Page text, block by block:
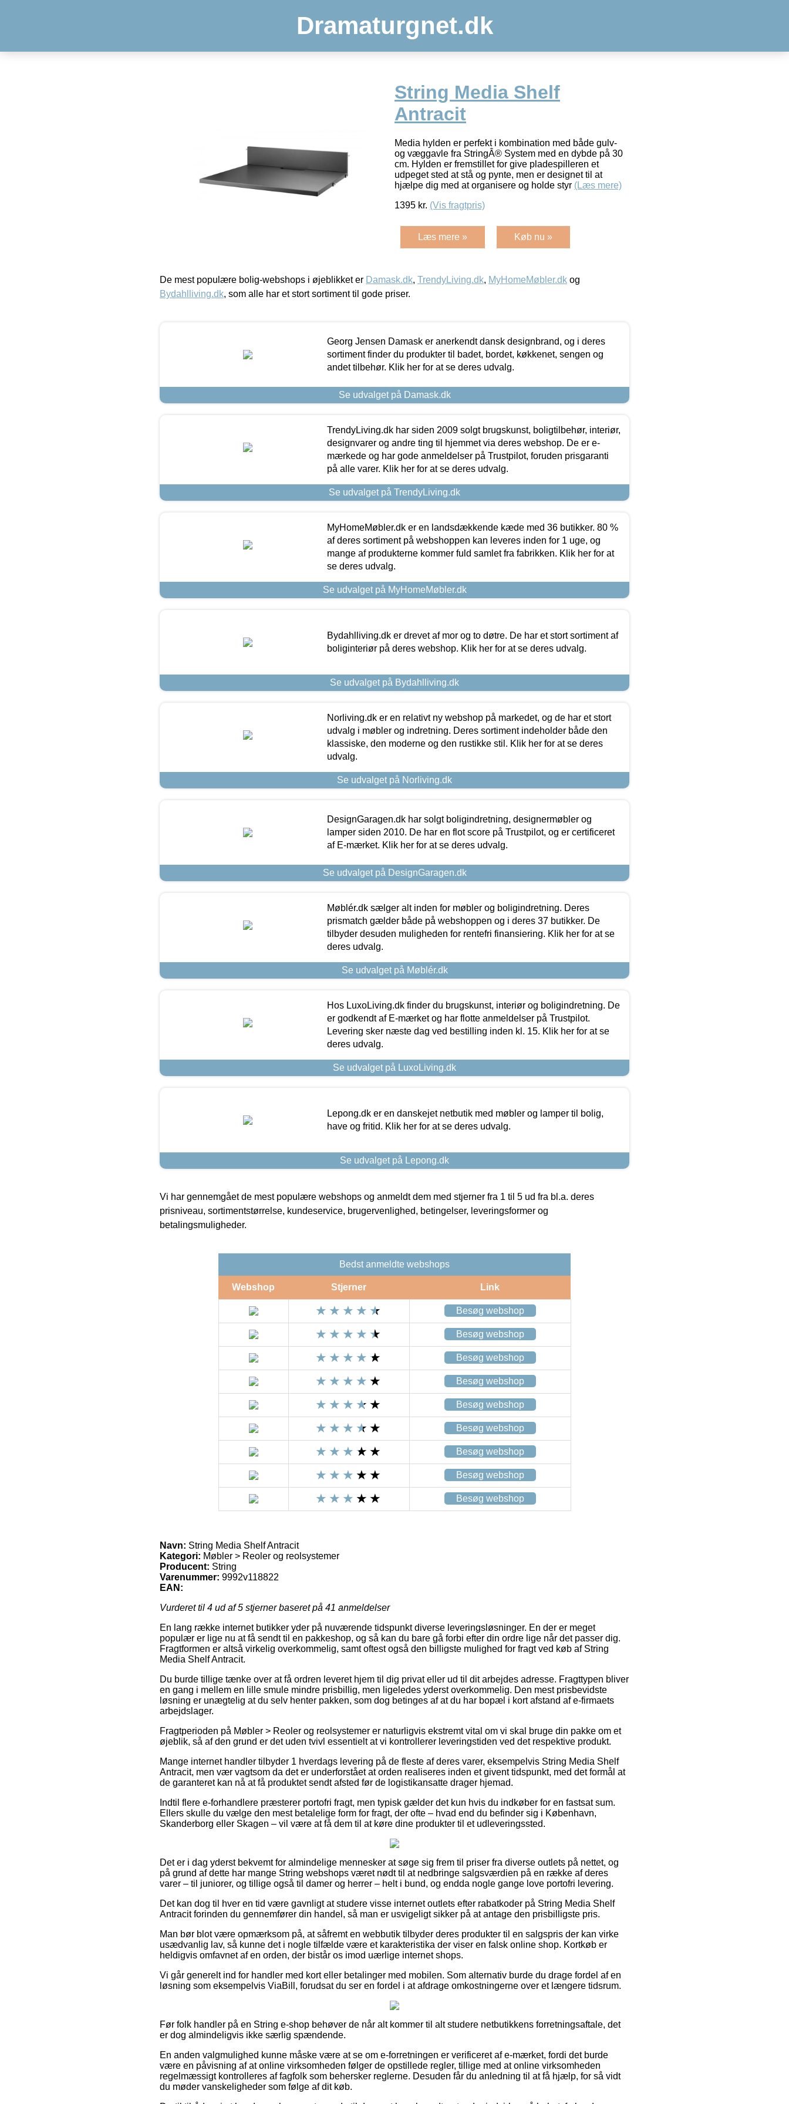
Dramaturgnet.dk
String Media Shelf
Antracit
Media hylden er perfekt i kombination med både gulv-
og væggavle fra StringÂ® System med en dybde på 30
cm. Hylden er fremstillet for give pladespilleren et
udpeget sted at stå og pynte, men er designet til at
hjælpe dig med at organisere og holde styr (Læs mere)
1395 kr. (Vis fragtpris)
Læs mere » Køb nu »
De mest populære bolig-webshops i øjeblikket er Damask.dk, TrendyLiving.dk, MyHomeMøbler.dk og
Bydahlliving.dk, som alle har et stort sortiment til gode priser.
Georg Jensen Damask er anerkendt dansk designbrand, og i deres
sortiment finder du produkter til badet, bordet, køkkenet, sengen og
andet tilbehør. Klik her for at se deres udvalg.
Se udvalget på Damask.dk
TrendyLiving.dk har siden 2009 solgt brugskunst, boligtilbehør, interiør,
designvarer og andre ting til hjemmet via deres webshop. De er e-
mærkede og har gode anmeldelser på Trustpilot, foruden prisgaranti
på alle varer. Klik her for at se deres udvalg.
Se udvalget på TrendyLiving.dk
MyHomeMøbler.dk er en landsdækkende kæde med 36 butikker. 80 %
af deres sortiment på webshoppen kan leveres inden for 1 uge, og
mange af produkterne kommer fuld samlet fra fabrikken. Klik her for at
se deres udvalg.
Se udvalget på MyHomeMøbler.dk
Bydahlliving.dk er drevet af mor og to døtre. De har et stort sortiment af
boliginteriør på deres webshop. Klik her for at se deres udvalg.
Se udvalget på Bydahlliving.dk
Norliving.dk er en relativt ny webshop på markedet, og de har et stort
udvalg i møbler og indretning. Deres sortiment indeholder både den
klassiske, den moderne og den rustikke stil. Klik her for at se deres
udvalg.
Se udvalget på Norliving.dk
DesignGaragen.dk har solgt boligindretning, designermøbler og
lamper siden 2010. De har en flot score på Trustpilot, og er certificeret
af E-mærket. Klik her for at se deres udvalg.
Se udvalget på DesignGaragen.dk
Møblér.dk sælger alt inden for møbler og boligindretning. Deres
prismatch gælder både på webshoppen og i deres 37 butikker. De
tilbyder desuden muligheden for rentefri finansiering. Klik her for at se
deres udvalg.
Se udvalget på Møblér.dk
Hos LuxoLiving.dk finder du brugskunst, interiør og boligindretning. De
er godkendt af E-mærket og har flotte anmeldelser på Trustpilot.
Levering sker næste dag ved bestilling inden kl. 15. Klik her for at se
deres udvalg.
Se udvalget på LuxoLiving.dk
Lepong.dk er en danskejet netbutik med møbler og lamper til bolig,
have og fritid. Klik her for at se deres udvalg.
Se udvalget på Lepong.dk
Vi har gennemgået de mest populære webshops og anmeldt dem med stjerner fra 1 til 5 ud fra bl.a. deres
prisniveau, sortimentstørrelse, kundeservice, brugervenlighed, betingelser, leveringsformer og
betalingsmuligheder.
Bedst anmeldte webshops
Webshop Stjerner Link
Besøg webshop
Besøg webshop
Besøg webshop
Besøg webshop
Besøg webshop
Besøg webshop
Besøg webshop
Besøg webshop
Besøg webshop
Navn: String Media Shelf Antracit
Kategori: Møbler > Reoler og reolsystemer
Producent: String
Varenummer: 9992v118822
EAN:
Vurderet til 4 ud af 5 stjerner baseret på 41 anmeldelser
En lang række internet butikker yder på nuværende tidspunkt diverse leveringsløsninger. En der er meget
populær er lige nu at få sendt til en pakkeshop, og så kan du bare gå forbi efter din ordre lige når det passer dig.
Fragtformen er altså virkelig overkommelig, samt oftest også den billigste mulighed for fragt ved køb af String
Media Shelf Antracit.
Du burde tillige tænke over at få ordren leveret hjem til dig privat eller ud til dit arbejdes adresse. Fragttypen bliver
en gang i mellem en lille smule mindre prisbillig, men ligeledes yderst overkommelig. Den mest prisbevidste
løsning er unægtelig at du selv henter pakken, som dog betinges af at du har bopæl i kort afstand af e-firmaets
arbejdslager.
Fragtperioden på Møbler > Reoler og reolsystemer er naturligvis ekstremt vital om vi skal bruge din pakke om et
øjeblik, så af den grund er det uden tvivl essentielt at vi kontrollerer leveringstiden ved det respektive produkt.
Mange internet handler tilbyder 1 hverdags levering på de fleste af deres varer, eksempelvis String Media Shelf
Antracit, men vær vagtsom da det er underforstået at orden realiseres inden et givent tidspunkt, med det formål at
de garanteret kan nå at få produktet sendt afsted før de logistikansatte drager hjemad.
Indtil flere e-forhandlere præsterer portofri fragt, men typisk gælder det kun hvis du indkøber for en fastsat sum.
Ellers skulle du vælge den mest betalelige form for fragt, der ofte – hvad end du befinder sig i København,
Skanderborg eller Skagen – vil være at få dem til at køre dine produkter til et udleveringssted.
Det er i dag yderst bekvemt for almindelige mennesker at søge sig frem til priser fra diverse outlets på nettet, og
på grund af dette har mange String webshops været nødt til at nedbringe salgsværdien på en række af deres
varer – til juniorer, og tillige også til damer og herrer – helt i bund, og endda nogle gange love portofri levering.
Det kan dog til hver en tid være gavnligt at studere visse internet outlets efter rabatkoder på String Media Shelf
Antracit forinden du gennemfører din handel, så man er usvigeligt sikker på at antage den prisbilligste pris.
Man bør blot være opmærksom på, at såfremt en webbutik tilbyder deres produkter til en salgspris der kan virke
usædvanlig lav, så kunne det i nogle tilfælde være et karakteristika der viser en falsk online shop. Kortkøb er
heldigvis omfavnet af en orden, der bistår os imod uærlige internet shops.
Vi går generelt ind for handler med kort eller betalinger med mobilen. Som alternativ burde du drage fordel af en
løsning som eksempelvis ViaBill, forudsat du ser en fordel i at afdrage omkostningerne over et længere tidsrum.
Før folk handler på en String e-shop behøver de når alt kommer til alt studere netbutikkens forretningsaftale, det
er dog almindeligvis ikke særlig spændende.
En anden valgmulighed kunne måske være at se om e-forretningen er verificeret af e-mærket, fordi det burde
være en påvisning af at online virksomheden følger de opstillede regler, tillige med at online virksomheden
regelmæssigt kontrolleres af fagfolk som behersker reglerne. Desuden får du anledning til at få hjælp, for så vidt
du møder vanskeligheder som følge af dit køb.